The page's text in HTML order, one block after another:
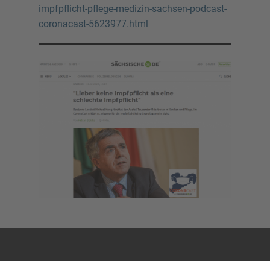
impfpflicht-pflege-medizin-sachsen-podcast-
coronacast-5623977.html